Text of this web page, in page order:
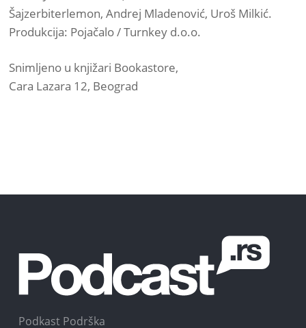
Šajzerbiterlemon, Andrej Mladenović, Uroš Milkić.
Produkcija: Pojačalo / Turnkey d.o.o.
Snimljeno u knjižari Bookastore,
Cara Lazara 12, Beograd
Podkast Podrška